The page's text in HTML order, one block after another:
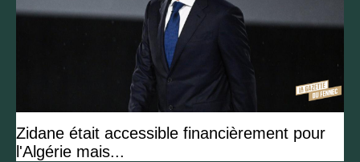
Zidane était accessible financièrement pour
l'Algérie mais...